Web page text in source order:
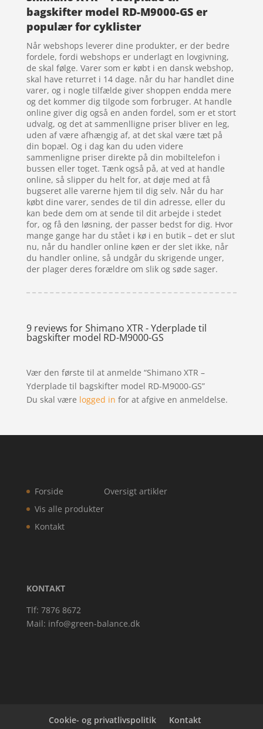
bagskifter model RD-M9000-GS er
populær for cyklister
Når webshops leverer dine produkter, er der bedre
fordele, fordi webshops er underlagt en lovgivning,
de skal følge. Varer som er købt i en dansk webshop,
skal have returret i 14 dage. når du har handlet dine
varer, og i nogle tilfælde giver shoppen endda mere
og det kommer dig tilgode som forbruger. At handle
online giver dig også en anden fordel, som er et stort
udvalg, og det at sammenlligne priser bliver en leg,
uden af være afhængig af, at det skal være tæt på
din bopæl. Og i dag kan du uden videre
sammenligne priser direkte på din mobiltelefon i
bussen eller toget. Tænk også på, at ved at handle
online, så slipper du helt for, at døje med at få
bugseret alle varerne hjem til dig selv. Når du har
købt dine varer, sendes de til din adresse, eller du
kan bede dem om at sende til dit arbejde i stedet
for, og få den løsning, der passer bedst for dig. Hvor
mange gange har du stået i kø i en butik – det er slut
nu, når du handler online køen er der slet ikke, når
du handler online, så undgår du skrigende unger,
der plager deres forældre om slik og søde sager.
9 reviews forShimano XTR - Yderplade til
bagskifter model RD-M9000-GS
Vær den første til at anmelde “Shimano XTR –
Yderplade til bagskifter model RD-M9000-GS”
Du skal være logged in for at afgive en anmeldelse.
Forside
Vis alle produkter
Kontakt
Oversigt artikler
KONTAKT
Tlf: 7876 8672
Mail: info@green-balance.dk
Cookie- og privatlivspolitik Kontakt